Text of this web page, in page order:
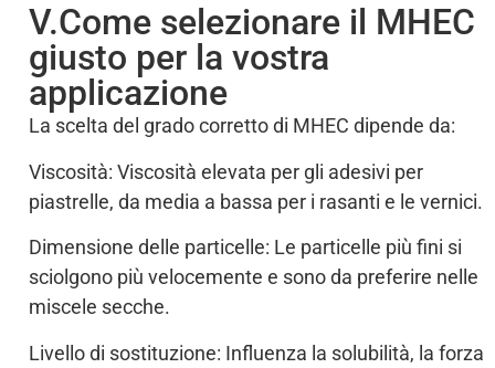
V.Come selezionare il MHEC
giusto per la vostra
applicazione
La scelta del grado corretto di MHEC dipende da:
Viscosità: Viscosità elevata per gli adesivi per
piastrelle, da media a bassa per i rasanti e le vernici.
Dimensione delle particelle: Le particelle più fini si
sciolgono più velocemente e sono da preferire nelle
miscele secche.
Livello di sostituzione: Influenza la solubilità, la forza